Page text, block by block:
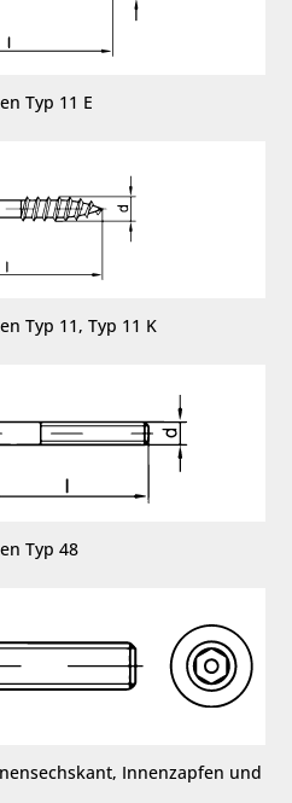
Typ 11 E
Typ 11, Typ 11 K
Typ 48
Innenzapfen und